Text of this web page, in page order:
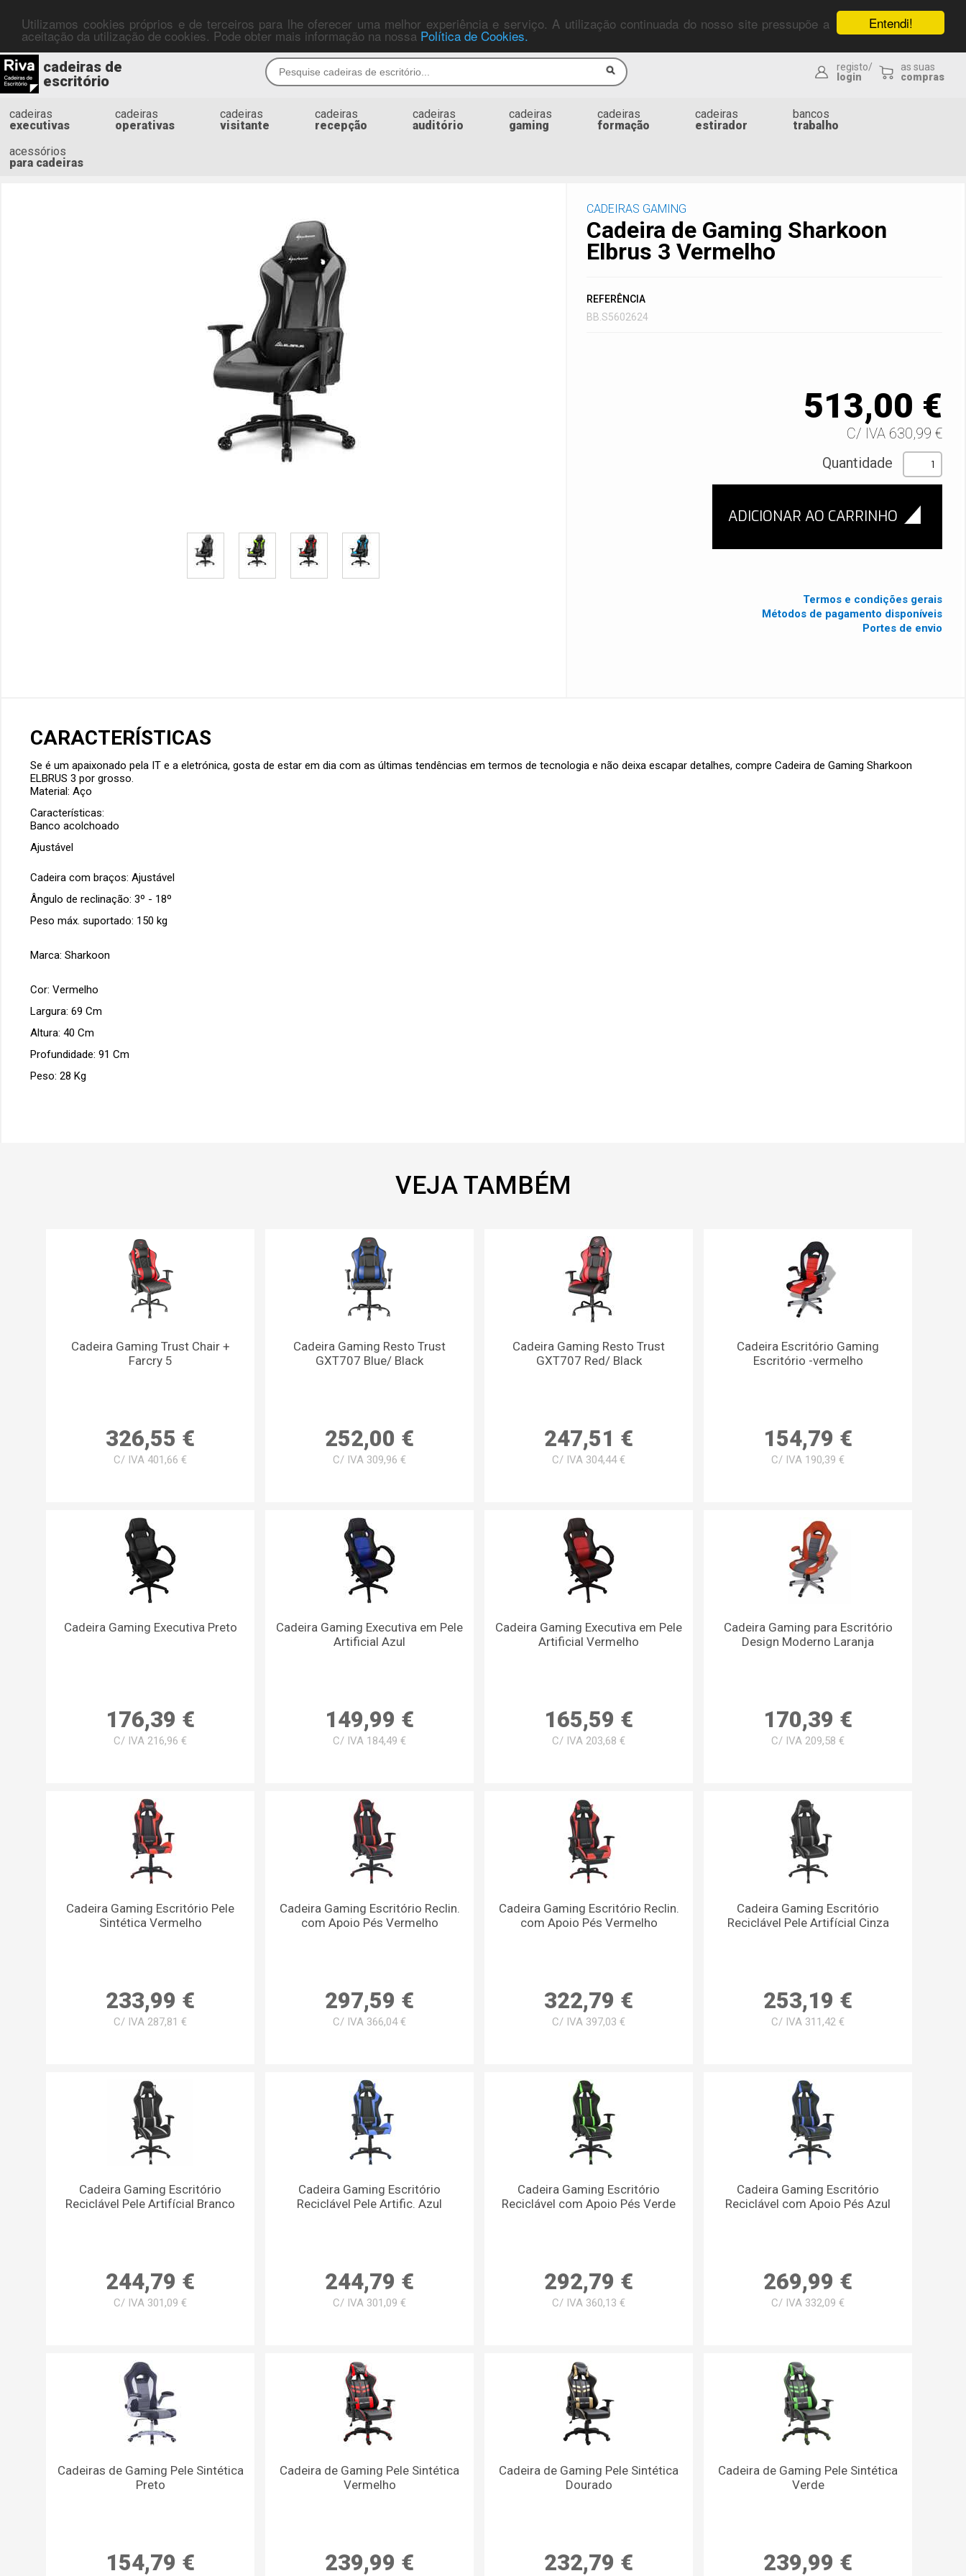
Entendi!
Utilizamos cookies próprios e de terceiros para lhe oferecer uma melhor experiência e serviço. A utilização continuada do nosso site pressupõe a
aceitação da utilização de cookies. Pode obter mais informação na nossa Política de Cookies.
cadeiras de
escritório
registo/
login
as suas
compras
cadeiras
executivas
cadeiras
operativas
cadeiras
visitante
cadeiras
recepção
cadeiras
auditório
cadeiras
gaming
cadeiras
formação
cadeiras
estirador
bancos
trabalho
acessórios
para cadeiras
CADEIRAS GAMING
Cadeira de Gaming Sharkoon
Elbrus 3 Vermelho
REFERÊNCIA
BB.S5602624
513,00 €
C/ IVA 630,99 €
Quantidade
Termos e condições gerais
Métodos de pagamento disponíveis
Portes de envio
CARACTERÍSTICAS
Se é um apaixonado pela IT e a eletrónica, gosta de estar em dia com as últimas tendências em termos de tecnologia e não deixa escapar detalhes, compreCadeira de Gaming Sharkoon
ELBRUS 3 por grosso.
Material: Aço
Características:
Banco acolchoado
Ajustável
Cadeira com braços: Ajustável
Ângulo de reclinação: 3º - 18º
Peso máx. suportado: 150 kg
Marca: Sharkoon
Cor: Vermelho
Largura: 69 Cm
Altura: 40 Cm
Profundidade: 91 Cm
Peso: 28 Kg
VEJA TAMBÉM
Cadeira Gaming Trust Chair +
Farcry 5
326,55 €
C/ IVA 401,66 €
Cadeira Gaming Resto Trust
GXT707 Blue/ Black
252,00 €
C/ IVA 309,96 €
Cadeira Gaming Resto Trust
GXT707 Red/ Black
247,51 €
C/ IVA 304,44 €
Cadeira Escritório Gaming
Escritório -vermelho
154,79 €
C/ IVA 190,39 €
Cadeira Gaming Executiva Preto
176,39 €
C/ IVA 216,96 €
Cadeira Gaming Executiva em Pele
Artificial Azul
149,99 €
C/ IVA 184,49 €
Cadeira Gaming Executiva em Pele
Artificial Vermelho
165,59 €
C/ IVA 203,68 €
Cadeira Gaming para Escritório
Design Moderno Laranja
170,39 €
C/ IVA 209,58 €
Cadeira Gaming Escritório Pele
Sintética Vermelho
233,99 €
C/ IVA 287,81 €
Cadeira Gaming Escritório Reclin.
com Apoio Pés Vermelho
297,59 €
C/ IVA 366,04 €
Cadeira Gaming Escritório Reclin.
com Apoio Pés Vermelho
322,79 €
C/ IVA 397,03 €
Cadeira Gaming Escritório
Reciclável Pele Artifícial Cinza
253,19 €
C/ IVA 311,42 €
Cadeira Gaming Escritório
Reciclável Pele Artifícial Branco
244,79 €
C/ IVA 301,09 €
Cadeira Gaming Escritório
Reciclável Pele Artific. Azul
244,79 €
C/ IVA 301,09 €
Cadeira Gaming Escritório
Reciclável com Apoio Pés Verde
292,79 €
C/ IVA 360,13 €
Cadeira Gaming Escritório
Reciclável com Apoio Pés Azul
269,99 €
C/ IVA 332,09 €
Cadeiras de Gaming Pele Sintética
Preto
154,79 €
Cadeira de Gaming Pele Sintética
Vermelho
239,99 €
Cadeira de Gaming Pele Sintética
Dourado
232,79 €
Cadeira de Gaming Pele Sintética
Verde
239,99 €